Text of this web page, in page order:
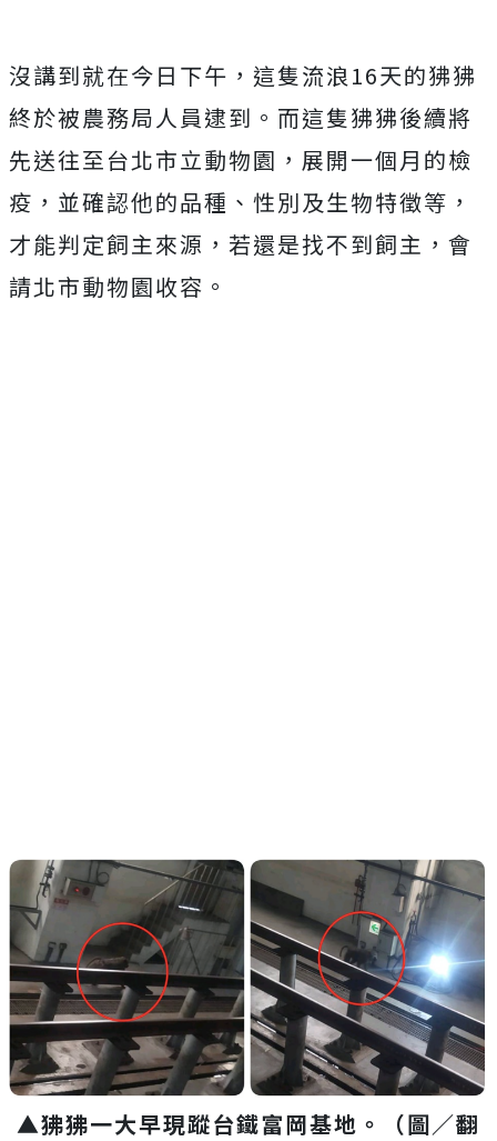
沒講到就在今日下午，這隻流浪16天的狒狒
終於被農務局人員逮到。而這隻狒狒後續將
先送往至台北市立動物園，展開一個月的檢
疫，並確認他的品種、性別及生物特徵等，
才能判定飼主來源，若還是找不到飼主，會
請北市動物園收容。
▲狒狒一大早現蹤台鐵富岡基地。（圖／翻